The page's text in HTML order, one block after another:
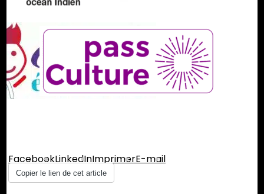
FacebookLinkedInImprimerE-mail
Copier le lien de cet article